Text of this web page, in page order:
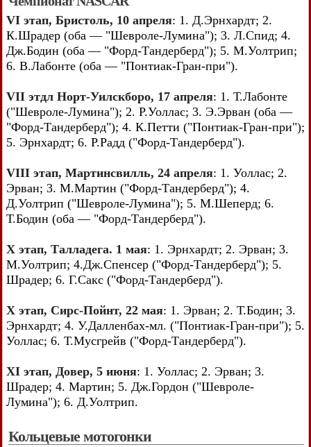
VI этап, Бристоль, 10 апреля: 1. Д.Эрнхардт; 2.
К.Шрадер (оба — "Шевроле-Лумина"); 3. Л.Спид; 4.
Дж.Бодин (оба — "Форд-Тандерберд"); 5. М.Уолтрип;
6. В.Лабонте (оба — "Понтиак-Гран-при").
VII этдл Норт-Уилскборо, 17 апреля: 1. Т.Лабонте
("Шевроле-Лумина"); 2. Р.Уоллас; 3. Э.Эрван (оба —
"Форд-Тандерберд"); 4. К.Петти ("Понтиак-Гран-при");
5. Эрнхардт; 6. Р.Радд ("Форд-Тандерберд").
VIII этап, Мартинсвилль, 24 апреля: 1. Уоллас; 2.
Эрван; 3. М.Мартин ("Форд-Тандерберд"); 4.
Д.Уолтрип ("Шевроле-Лумина"); 5. М.Шеперд; 6.
Т.Бодин (оба — "Форд-Тандерберд").
X этап, Талладега. 1 мая: 1. Эрнхардт; 2. Эрван; 3.
М.Уолтрип; 4.Дж.Спенсер ("Форд-Тандерберд"); 5.
Шрадер; 6. Г.Сакс ("Форд-Тандерберд").
X этап, Сирс-Пойнт, 22 мая: 1. Эрван; 2. Т.Бодин; 3.
Эрнхардт; 4. У.Далленбах-мл. ("Понтиак-Гран-при"); 5.
Уоллас; 6. Т.Мусгрейв ("Форд-Тандерберд").
XI этап, Довер, 5 июня: 1. Уоллас; 2. Эрван; 3.
Шрадер; 4. Мартин; 5. Дж.Гордон ("Шевроле-
Лумина"); 6. Д.Уолтрип.
Кольцевые мотогонки